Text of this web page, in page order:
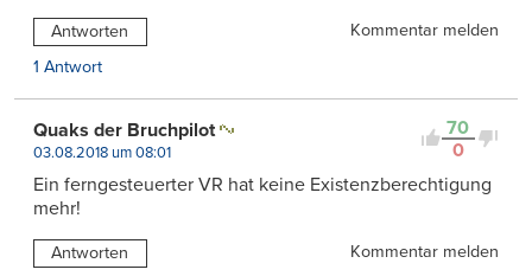
Antworten
Kommentar melden
1 Antwort
70
0
Quaks der Bruchpilot
03.08.2018 um 08:01
Ein ferngesteuerter VR hat keine Existenzberechtigung
mehr!
Antworten
Kommentar melden